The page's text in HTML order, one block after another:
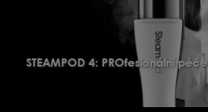
STEAMPOD 4: PROfesionální péče